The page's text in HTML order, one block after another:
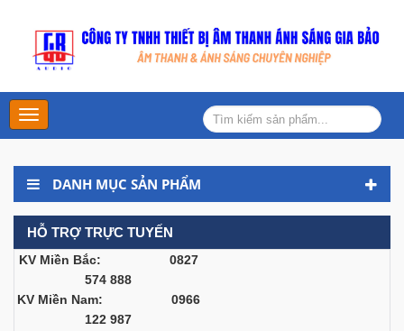
Main
Menu
DANH MỤC SẢN PHẨM
HỖ TRỢ TRỰC TUYẾN
KV Miền Bắc: 0827
574 888
KV Miền Nam: 0966
122 987